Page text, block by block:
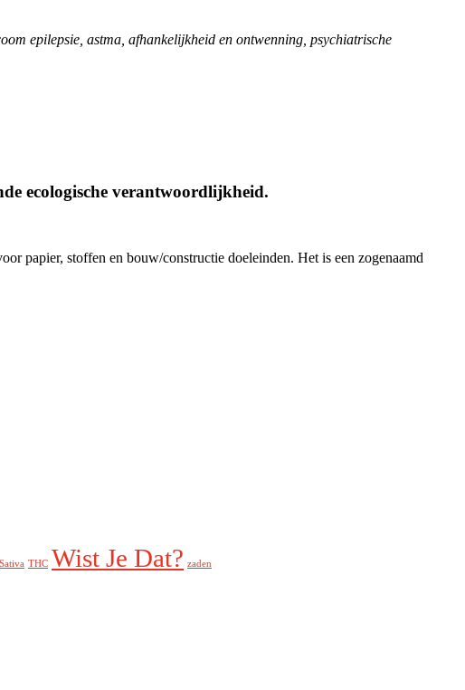
epilepsie, astma, afhankelijkheid en ontwenning, psychiatrische
ecologische verantwoordlijkheid.
papier, stoffen en bouw/constructie doeleinden. Het is een zogenaamd
Sativa THC Wist Je Dat? zaden